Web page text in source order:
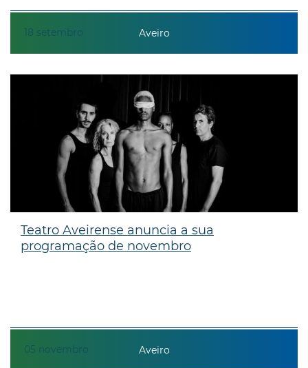
18 setembro Aveiro
05 novembro
Teatro Aveirense anuncia a sua
programação de novembro
Aveiro